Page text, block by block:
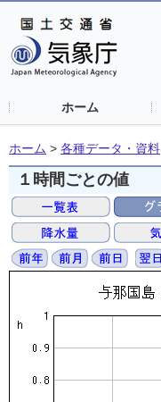
ホーム
ホーム > 各種データ・資料
１時間ごとの値